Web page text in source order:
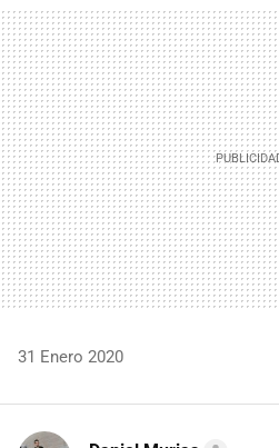
31 Enero 2020